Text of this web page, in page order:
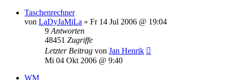
Taschenrechner
von LaDyJaMiLa » Fr 14 Jul 2006 @ 19:04
9 Antworten
48451 Zugriffe
Letzter Beitrag von Jan Henrik
Mi 04 Okt 2006 @ 9:40
WM